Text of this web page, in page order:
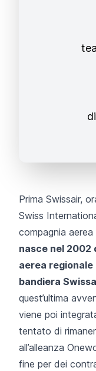
Prima Swissair,
Swiss
compagnia aerea
nasce nel 2002
aerea
bandiera
quest’ultima
viene poi
tentato di
all’alleanza
fine per dei